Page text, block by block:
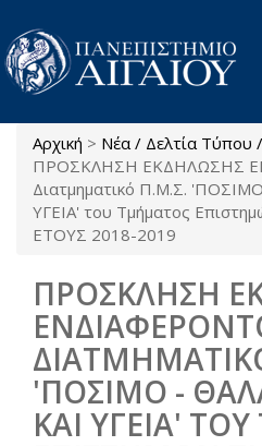
Παράκαμψη προς το κυρίως
Είστε εδώ
Αρχική > Νέα / Δελτία Τύπου
ΠΡΟΣΚΛΗΣΗ ΕΚΔΗΛΩΣΗΣ
Διατμηματικό Π.Μ.Σ.
ΥΓΕΙΑ' του Τμήματος
ΕΤΟΥΣ 2018-2019
ΠΡΟΣΚΛΗΣΗ
'ΠΟΣΙΜΟ -
ΚΑΙ ΥΓΕΙΑ'